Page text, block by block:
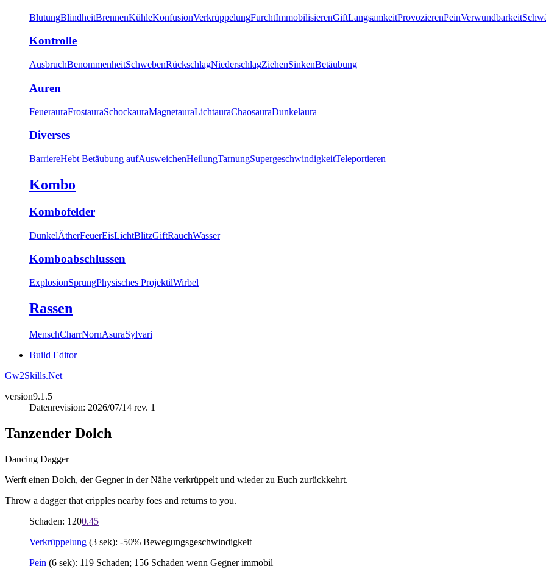
BlutungBlindheitBrennenKühleKonfusionVerkrüppelungFurchtImmobilisierenGiftLangsamkeitProvozierenPeinVerwundbarkeit
Kontrolle
AusbruchBenommenheitSchwebenRückschlagNiederschlagZiehenSinkenBetäubung
Auren
FeuerauraFrostauraSchockauraMagnetauraLichtauraChaosauraDunkelaura
Diverses
BarriereHebt Betäubung aufAusweichenHeilungTarnungSupergeschwindigkeitTeleportieren
Kombo
Kombofelder
DunkelÄtherFeuerEisLichtBlitzGiftRauchWasser
Komboabschlussen
ExplosionSprungPhysisches ProjektilWirbel
Rassen
MenschCharrNornAsuraSylvari
Build Editor
Gw2Skills.Net
version9.1.5
Datenrevision: 2026/07/14 rev. 1
Tanzender Dolch
Dancing Dagger
Werft einen Dolch, der Gegner in der Nähe verkrüppelt und wieder zu Euch zurückkehrt.
Throw a dagger that cripples nearby foes and returns to you.
Schaden: 1200.45
Verkrüppelung (3 sek): -50% Bewegungsgeschwindigkeit
Pein (6 sek): 119 Schaden; 156 Schaden wenn Gegner immobil